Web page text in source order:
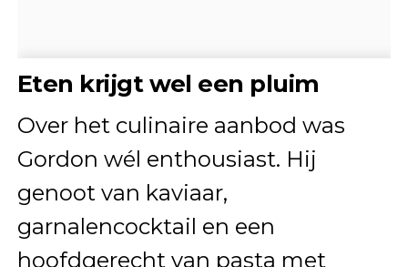
Eten krijgt wel een pluim
Over het culinaire aanbod was
Gordon wél enthousiast. Hij
genoot van kaviaar,
garnalencocktail en een
hoofdgerecht van pasta met